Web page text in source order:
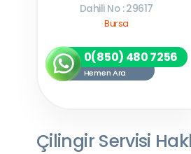
Dahili No : 29617
Bursa
0(850) 480 7256
Hemen Ara
Çilingir Servisi